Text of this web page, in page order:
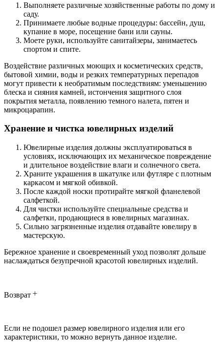
Выполняете различные хозяйственные работы по дому и
саду.
Принимаете любые водные процедуры: бассейн, душ,
купание в море, посещение бани или сауны.
Моете руки, используйте санитайзеры, занимаетесь
спортом и спите.
Воздействие различных моющих и косметических средств,
бытовой химии, воды и резких температурных перепадов
могут привести к необратимым последствиям: уменьшению
блеска и сияния камней, истончения защитного слоя
покрытия металла, появлению темного налета, пятен и
микроцарапин.
Хранение и чистка ювелирных изделий
Ювелирные изделия должны эксплуатироваться в
условиях, исключающих их механическое повреждение
и длительное воздействие влаги и солнечного света.
Храните украшения в шкатулке или футляре с плотным
каркасом и мягкой обивкой.
После каждой носки протирайте мягкой фланелевой
салфеткой.
Для чистки используйте специальные средства и
салфетки, продающиеся в ювелирных магазинах.
Сильно загрязненные изделия отдавайте ювелиру в
мастерскую.
Бережное хранение и своевременный уход позволят дольше
наслаждаться безупречной красотой ювелирных изделий.
Возврат
Если не подошел размер ювелирного изделия или его
характеристики, то можно вернуть данное изделие.